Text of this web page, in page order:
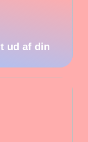
ud af din